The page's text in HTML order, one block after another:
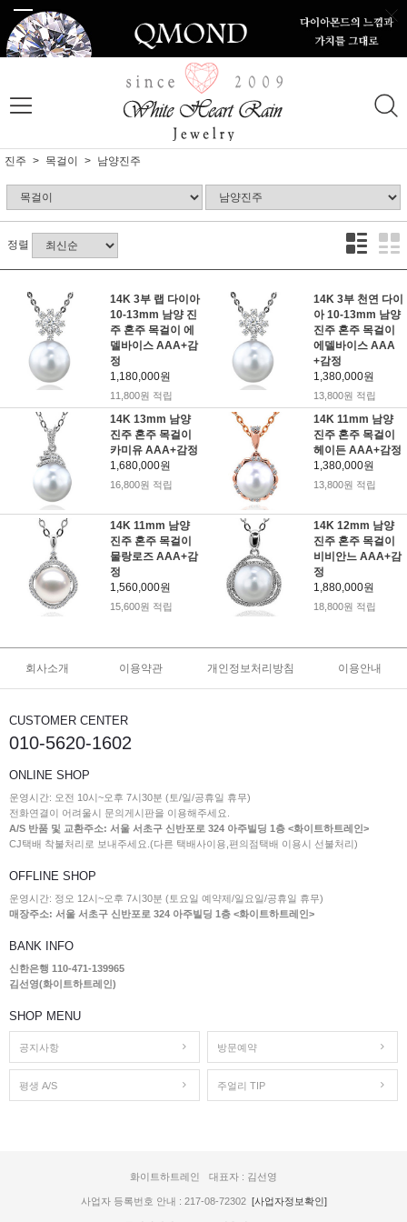
진주 목걸이 남양진주
정렬
14K 3부 랩 다이아
10-13mm 남양 진
주 혼주 목걸이 에
델바이스 AAA+감
정
1,180,000원
11,800원 적립
14K 3부 천연 다이
아 10-13mm 남양
진주 혼주 목걸이
에델바이스 AAA
+감정
1,380,000원
13,800원 적립
14K 13mm 남양
진주 혼주 목걸이
카미유 AAA+감정
1,680,000원
16,800원 적립
14K 11mm 남양
진주 혼주 목걸이
헤이든 AAA+감정
1,380,000원
13,800원 적립
14K 11mm 남양
진주 혼주 목걸이
물랑로즈 AAA+감
정
1,560,000원
15,600원 적립
14K 12mm 남양
진주 혼주 목걸이
비비안느 AAA+감
정
1,880,000원
18,800원 적립
회사소개 이용약관 개인정보처리방침 이용안내
CUSTOMER CENTER
010-5620-1602
ONLINE SHOP
운영시간: 오전 10시~오후 7시30분 (토/일/공휴일 휴무)
전화연결이 어려울시 문의게시판을 이용해주세요.
A/S 반품 및 교환주소: 서울 서초구 신반포로 324 아주빌딩 1층 <화이트하트레인>
CJ택배 착불처리로 보내주세요.(다른 택배사이용,편의점택배 이용시 선불처리)
OFFLINE SHOP
운영시간: 정오 12시~오후 7시30분 (토요일 예약제/일요일/공휴일 휴무)
매장주소: 서울 서초구 신반포로 324 아주빌딩 1층 <화이트하트레인>
BANK INFO
신한은행 110-471-139965
김선영(화이트하트레인)
SHOP MENU
공지사항 방문예약
평생 A/S 주얼리 TIP
화이트하트레인 대표자 : 김선영
사업자 등록번호 안내 : 217-08-72302 [사업자정보확인]